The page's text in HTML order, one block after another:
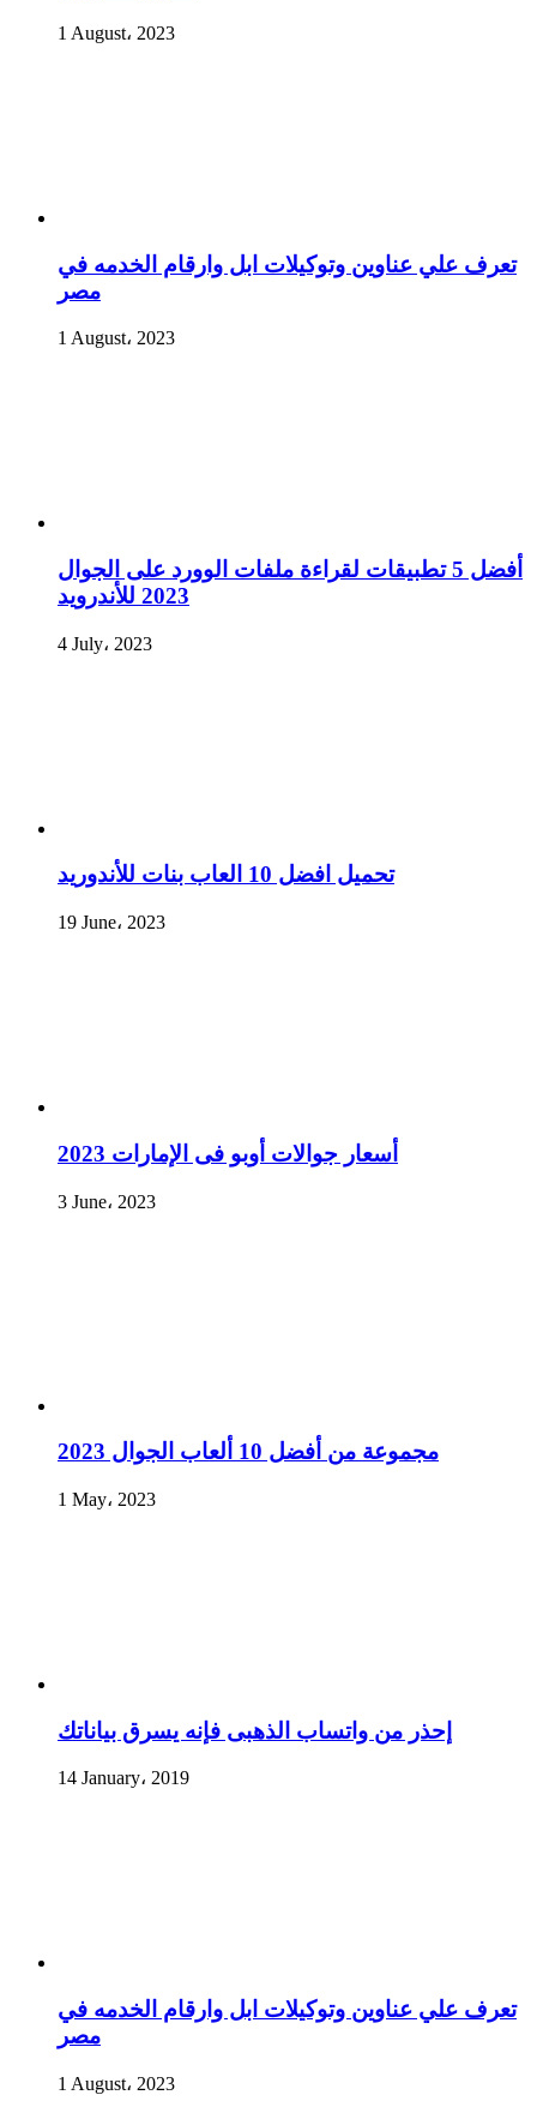
1 August، 2023
تعرف علي عناوين وتوكيلات ابل وارقام الخدمه في
مصر
1 August، 2023
أفضل 5 تطبيقات لقراءة ملفات الوورد على الجوال
2023 للأندرويد
4 July، 2023
تحميل افضل 10 العاب بنات للأندوريد
19 June، 2023
أسعار جوالات أوبو فى الإمارات 2023
3 June، 2023
مجموعة من أفضل 10 ألعاب الجوال 2023
1 May، 2023
إحذر من واتساب الذهبى فإنه يسرق بياناتك
14 January، 2019
تعرف علي عناوين وتوكيلات ابل وارقام الخدمه في
مصر
1 August، 2023